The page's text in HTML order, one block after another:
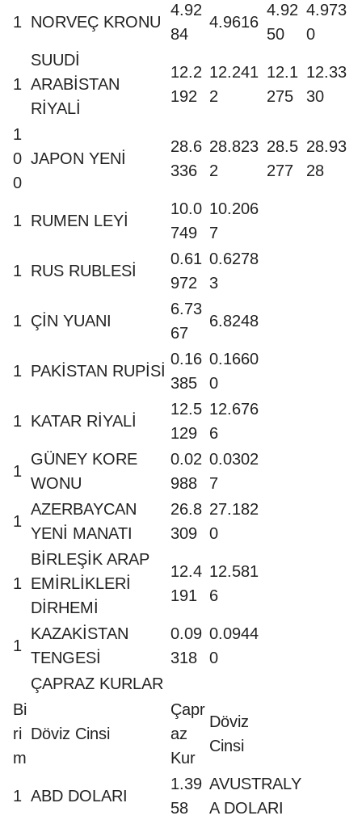
1 NORVEÇ KRONU
4.92
84
4.9616
4.92
50
4.973
0
1
SUUDİ
ARABİSTAN
RİYALİ
12.2
192
12.241
2
12.1
275
12.33
30
1
0
0
JAPON YENİ
28.6
336
28.823
2
28.5
277
28.93
28
1 RUMEN LEYİ
10.0
749
10.206
7
1 RUS RUBLESİ
0.61
972
0.6278
3
1 ÇİN YUANI
6.73
67
6.8248
1 PAKİSTAN RUPİSİ
0.16
385
0.1660
0
1 KATAR RİYALİ
12.5
129
12.676
6
1
GÜNEY KORE
WONU
0.02
988
0.0302
7
1
AZERBAYCAN
YENİ MANATI
26.8
309
27.182
0
1
BİRLEŞİK ARAP
EMİRLİKLERİ
DİRHEMİ
12.4
191
12.581
6
1
KAZAKİSTAN
TENGESİ
0.09
318
0.0944
0
ÇAPRAZ KURLAR
Bi
ri
m
Döviz Cinsi
Çapr
az
Kur
Döviz
Cinsi
1 ABD DOLARI
1.39
58
AVUSTRALY
A DOLARI